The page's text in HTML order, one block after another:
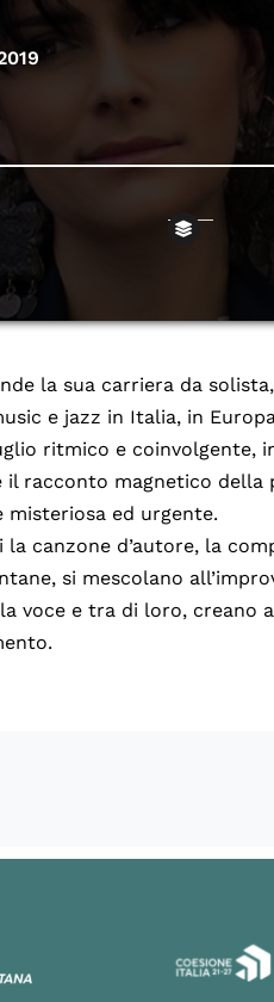
la sua carriera da
e jazz in Italia, in
ritmico e coinvolgente,
racconto magnetico
misteriosa ed urgente.
canzone d’autore, la
si mescolano
voce e tra di loro, creano